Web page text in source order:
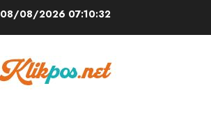
08/08/2026 07:10:33